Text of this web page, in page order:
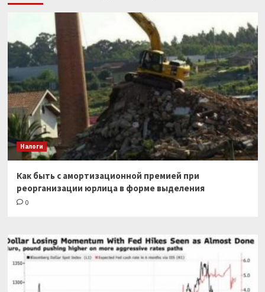
Налоги
Как быть с амортизационной премией при
реорганизации юрлица в форме выделения
0